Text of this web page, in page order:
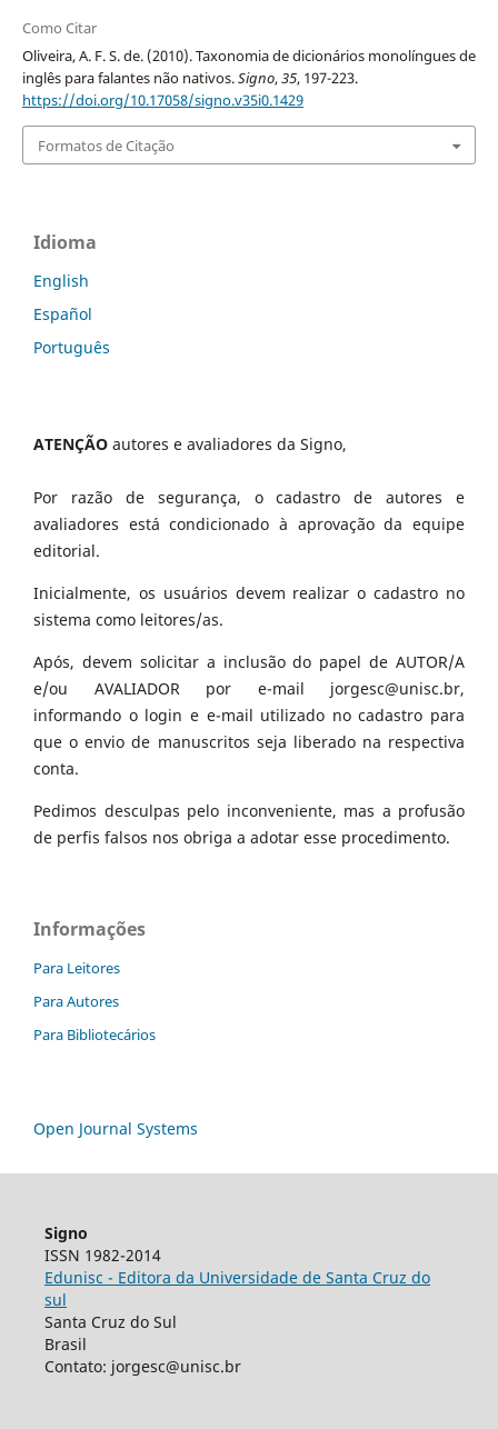
Como Citar
Oliveira, A. F. S. de. (2010). Taxonomia de dicionários monolíngues de
inglês para falantes não nativos.Signo,35, 197-223.
https://doi.org/10.17058/signo.v35i0.1429
Formatos de Citação
Idioma
English
Español
Português
ATENÇÃO autores e avaliadores da Signo,
Por razão de segurança, o cadastro de autores e
avaliadores está condicionado à aprovação da equipe
editorial.
Inicialmente, os usuários devem realizar o cadastro no
sistema como leitores/as.
Após, devem solicitar a inclusão do papel de AUTOR/A
e/ou AVALIADOR por e-mail jorgesc@unisc.br,
informando o login e e-mail utilizado no cadastro para
que o envio de manuscritos seja liberado na respectiva
conta.
Pedimos desculpas pelo inconveniente, mas a profusão
de perfis falsos nos obriga a adotar esse procedimento.
Informações
Para Leitores
Para Autores
Para Bibliotecários
Open Journal Systems
Signo
ISSN 1982-2014
Edunisc - Editora da Universidade de Santa Cruz do
sul
Santa Cruz do Sul
Brasil
Contato: jorgesc@unisc.br